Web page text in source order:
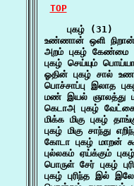
TOP
    புகழ் (31)
உண்ணான் ஒளி
அறம் புகழ் கேண்மை
புகழ் செய்யும்
ஓதின் புகழ் சால்
பொச்சாப்பு இலாத
மண் இயல் ஞாலத்து
கெடாஅ புகழ்
மிக்க மிகு புகழ்
புகழ் மிகு சாந்து
கோடா புகழ்
புல்லகம் ஏய்க்கும்
பொருள் சேர் புகழ்
புகழ் புரிந்த இல்